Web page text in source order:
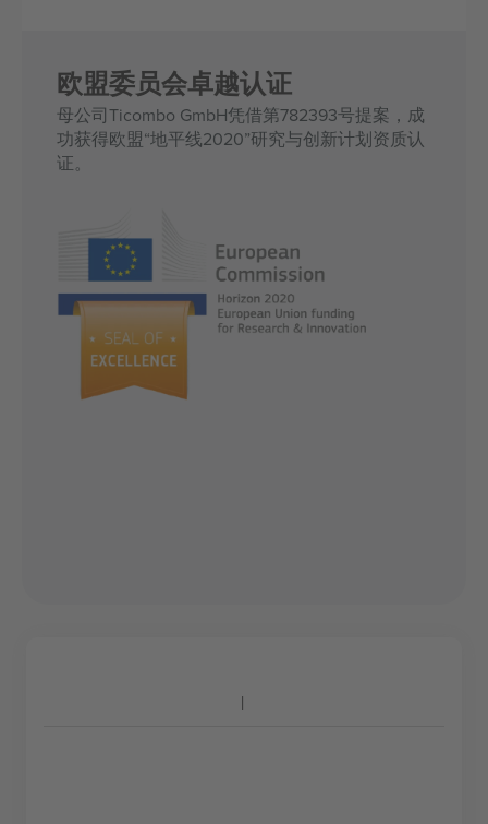
欧盟委员会卓越认证
母公司Ticombo GmbH凭借第782393号提案，成
功获得欧盟“地平线2020”研究与创新计划资质认
证。